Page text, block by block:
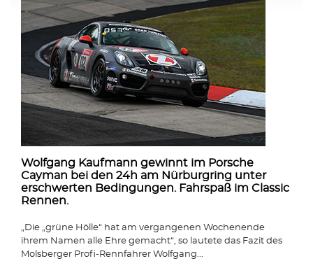
Wolfgang Kaufmann gewinnt im Porsche
Cayman bei den 24h am Nürburgring unter
erschwerten Bedingungen. Fahrspaß im Classic
Rennen.
„Die „grüne Hölle“ hat am vergangenen Wochenende
ihrem Namen alle Ehre gemacht“, so lautete das Fazit des
Molsberger Profi-Rennfahrer Wolfgang...